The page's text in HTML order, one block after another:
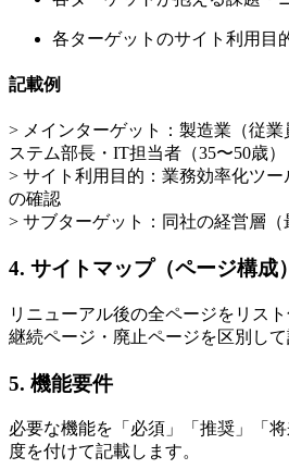
各ターゲットのサイト利用目
記載例
> メインターゲット：製造業（従業
ステム部長・IT担当者（35〜50歳）
> サイト利用目的：業務効率化ツ
の確認
> サブターゲット：同社の経営層（
4. サイトマップ（ページ構成）
リニューアル後の全ページをリス
継続ページ・廃止ページを区別して
5. 機能要件
必要な機能を「必須」「推奨」「
度を付けて記載します。